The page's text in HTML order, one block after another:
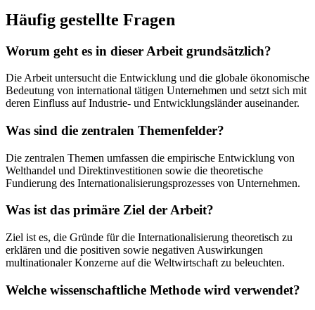
Häufig gestellte Fragen
Worum geht es in dieser Arbeit grundsätzlich?
Die Arbeit untersucht die Entwicklung und die globale ökonomische
Bedeutung von international tätigen Unternehmen und setzt sich mit
deren Einfluss auf Industrie- und Entwicklungsländer auseinander.
Was sind die zentralen Themenfelder?
Die zentralen Themen umfassen die empirische Entwicklung von
Welthandel und Direktinvestitionen sowie die theoretische
Fundierung des Internationalisierungsprozesses von Unternehmen.
Was ist das primäre Ziel der Arbeit?
Ziel ist es, die Gründe für die Internationalisierung theoretisch zu
erklären und die positiven sowie negativen Auswirkungen
multinationaler Konzerne auf die Weltwirtschaft zu beleuchten.
Welche wissenschaftliche Methode wird verwendet?